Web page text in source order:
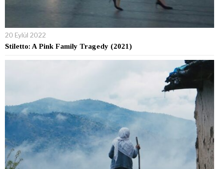
20 Eylül 2022
Stiletto: A Pink Family Tragedy (2021)